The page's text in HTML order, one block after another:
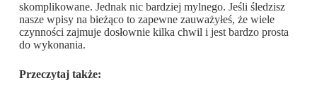
skomplikowane. Jednak nic bardziej mylnego. Jeśli śledzisz
nasze wpisy na bieżąco to zapewne zauważyłeś, że wiele
czynności zajmuje dosłownie kilka chwil i jest bardzo prosta
do wykonania.
Przeczytaj także: